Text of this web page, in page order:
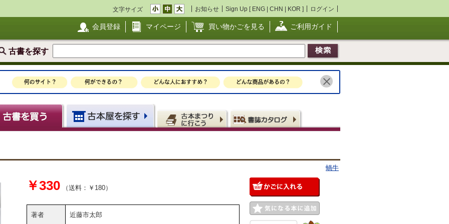
文字サイズ お知らせ Sign Up [ ENG | CHN | KOR ] ログイン
会員登録 マイページ 買い物かごを見る ご利用ガイド
古書を探す
蝸牛
￥330 （送料：￥180）
著者 近藤市太郎